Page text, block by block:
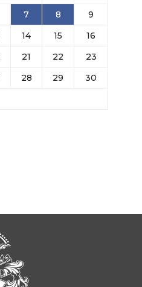
7 8
9
14 15
16
21 22
23
28 29
30